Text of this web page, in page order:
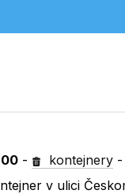
- kontejnery
v ulici